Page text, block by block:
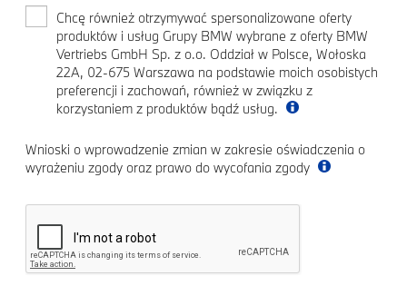
Chcę również otrzymywać spersonalizowane oferty
produktów i usług Grupy BMW wybrane z oferty BMW
Vertriebs GmbH Sp. z o.o. Oddział w Polsce, Wołoska
22A, 02-675 Warszawa na podstawie moich osobistych
preferencji i zachowań, również w związku z
korzystaniem z produktów bądź usług.
Wnioski o wprowadzenie zmian w zakresie oświadczenia o
wyrażeniu zgody oraz prawo do wycofania zgody